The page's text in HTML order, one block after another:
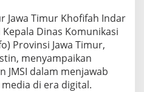
Jawa Timur Khofifah Indar
Dinas Komunikasi
Provinsi Jawa Timur,
menyampaikan
JMSI dalam menjawab
di era digital.